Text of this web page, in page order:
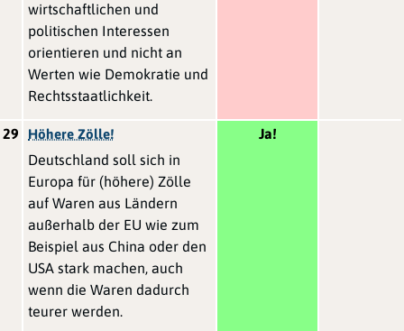
wirtschaftlichen und
politischen Interessen
orientieren und nicht an
Werten wie Demokratie und
Rechtsstaatlichkeit.
29 Höhere Zölle!
Deutschland soll sich in
Europa für (höhere) Zölle
auf Waren aus Ländern
außerhalb der EU wie zum
Beispiel aus China oder den
USA stark machen, auch
wenn die Waren dadurch
teurer werden.
Ja!